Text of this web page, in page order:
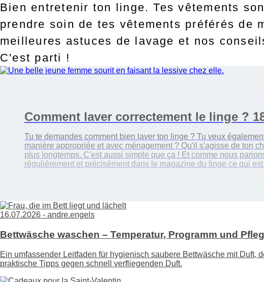
Bien entretenir ton linge. Tes vêtements
prendre soin de tes vêtements préférés de
meilleures astuces de lavage et nos
C'est parti !
Comment laver correctement le linge ?
Tu te demandes comment bien laver ton linge ? Tu veux
manière appropriée et avec ménagement ? Qu'il s'agisse de ton
plus longtemps. C'est aussi simple que ça ! Et comme nous
régulièrement et précisément dans le magazine du linge ce qui
16.07.2026 - andre.engels
Bettwäsche waschen – Temperatur, Programm und
Ein umfassender Leitfaden für hygienisch saubere Bettwäsche mit Duft,
praktische Tipps gegen schnell verfliegenden Duft.